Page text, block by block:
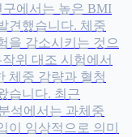
구에서는 높은 BMI
견했습니다. 체중
을 감소시키는 것으
위 대조 시험에서
체중 감량과 혈청
습니다. 최근
석에서는 과체중
이 임상적으로 의미